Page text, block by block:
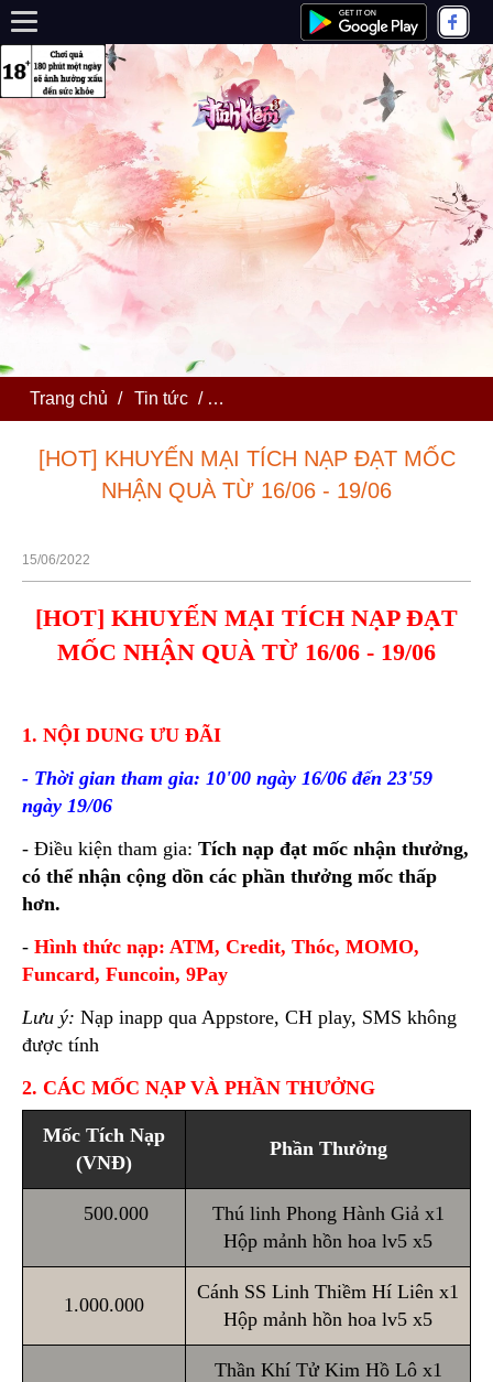
Trang chủ / Tin tức / [HOT] KHUYẾN MẠI TÍCH NẠP
[HOT] KHUYẾN MẠI TÍCH NẠP ĐẠT MỐC
NHẬN QUÀ TỪ 16/06 - 19/06
15/06/2022
[HOT] KHUYẾN MẠI TÍCH NẠP ĐẠT
MỐC NHẬN QUÀ TỪ 16/06 - 19/06
1. NỘI DUNG ƯU ĐÃI
- Thời gian tham gia: 10'00 ngày 16/06 đến 23'59
ngày 19/06
- Điều kiện tham gia: Tích nạp đạt mốc nhận thưởng,
có thể nhận cộng dồn các phần thưởng mốc thấp
hơn.
- Hình thức nạp: ATM, Credit, Thóc, MOMO,
Funcard, Funcoin, 9Pay
Lưu ý: Nạp inapp qua Appstore, CH play, SMS không
được tính
2. CÁC MỐC NẠP VÀ PHẦN THƯỞNG
Mốc Tích Nạp
(VNĐ)
Phần Thưởng
500.000
Thú linh Phong Hành Giả x1
Hộp mảnh hồn hoa lv5 x5
1.000.000
Cánh SS Linh Thiềm Hí Liên x1
Hộp mảnh hồn hoa lv5 x5
Thần Khí Tử Kim Hồ Lô x1